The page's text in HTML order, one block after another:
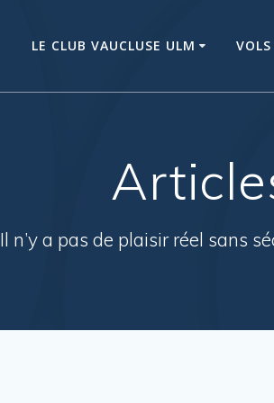
LE CLUB VAUCLUSE ULM
n’y a pas de plaisir réel sans